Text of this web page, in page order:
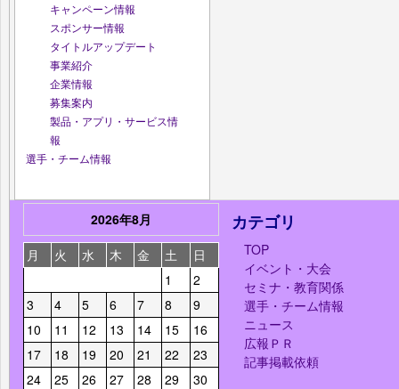
キャンペーン情報
スポンサー情報
タイトルアップデート
事業紹介
企業情報
募集案内
製品・アプリ・サービス情
報
選手・チーム情報
2026年8月
月
火 水 木 金 土
日
1
2
3
4 5 6 7 8
9
10
11 12 13 14 15
16
17
18 19 20 21 22
23
24
25 26 27 28 29
30
カテゴリ
TOP
イベント・大会
セミナ・教育関係
選手・チーム情報
ニュース
広報ＰＲ
記事掲載依頼